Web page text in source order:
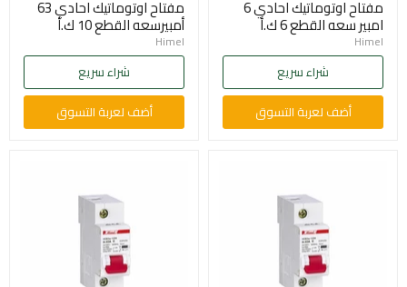
مفتاح اوتوماتيك احادي 6
امبير سعه القطع 6 ك.أ
Himel
شراء سريع
أضف لعربة التسوق
مفتاح اوتوماتيك احادي 63
أمبيرسعه القطع 10 ك.أ
Himel
شراء سريع
أضف لعربة التسوق